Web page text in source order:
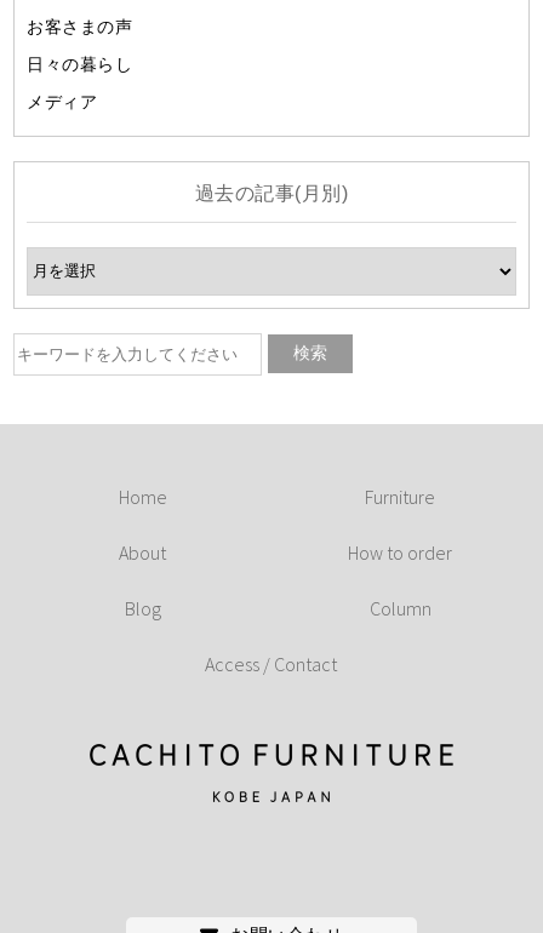
お客さまの声
日々の暮らし
メディア
過去の記事(月別)
Home Furniture
About How to order
Blog Column
Access / Contact